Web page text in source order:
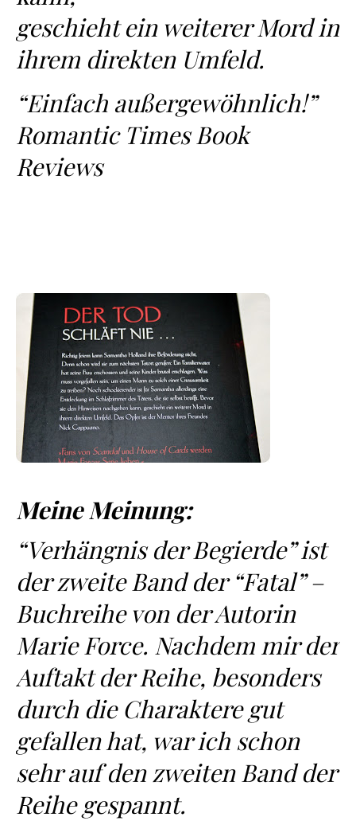
geschieht ein weiterer Mord in
ihrem direkten Umfeld.
“Einfach außergewöhnlich!”
Romantic Times Book
Reviews
Meine Meinung:
“Verhängnis der Begierde” ist
der zweite Band der “Fatal” –
Buchreihe von der Autorin
Marie Force. Nachdem mir der
Auftakt der Reihe, besonders
durch die Charaktere gut
gefallen hat, war ich schon
sehr auf den zweiten Band der
Reihe gespannt.